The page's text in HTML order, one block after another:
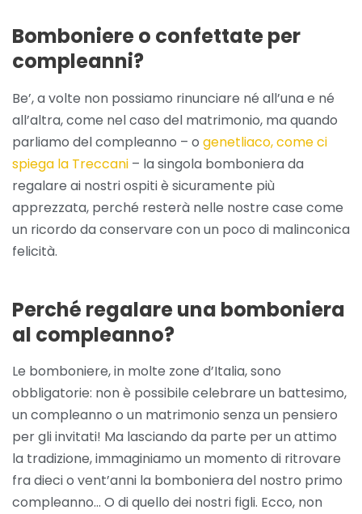
Bomboniere o confettate per
compleanni?
Be’, a volte non possiamo rinunciare né all’una e né
all’altra, come nel caso del matrimonio, ma quando
parliamo del compleanno – o genetliaco, come ci
spiega la Treccani – la singola bomboniera da
regalare ai nostri ospiti è sicuramente più
apprezzata, perché resterà nelle nostre case come
un ricordo da conservare con un poco di malinconica
felicità.
Perché regalare una bomboniera
al compleanno?
Le bomboniere, in molte zone d’Italia, sono
obbligatorie: non è possibile celebrare un battesimo,
un compleanno o un matrimonio senza un pensiero
per gli invitati! Ma lasciando da parte per un attimo
la tradizione, immaginiamo un momento di ritrovare
fra dieci o vent’anni la bomboniera del nostro primo
compleanno… O di quello dei nostri figli. Ecco, non